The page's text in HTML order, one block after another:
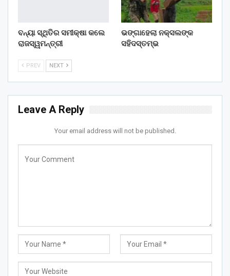
ବନ୍ୟା ସ୍ଥିତିର ସମୀକ୍ଷା କଲେ
ରାଜସ୍ୱମନ୍ତ୍ରୀ
ଭଙ୍ଗାହେଲା ନକ୍ସଲଙ୍କ
ସହିଦସ୍ତମ୍ଭ
PREV NEXT
Leave A Reply
Your email address will not be published.